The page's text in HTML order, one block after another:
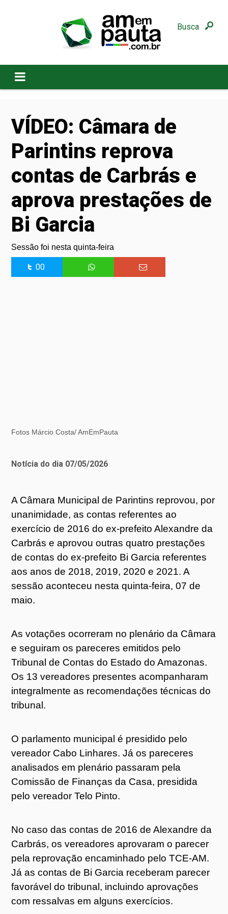
Busca
VÍDEO: Câmara de
Parintins reprova
contas de Carbrás e
aprova prestações de
Bi Garcia
Sessão foi nesta quinta-feira
00
Fotos Márcio Costa/ AmEmPauta
Notícia do dia 07/05/2026
A Câmara Municipal de Parintins reprovou, por
unanimidade, as contas referentes ao
exercício de 2016 do ex-prefeito Alexandre da
Carbrás e aprovou outras quatro prestações
de contas do ex-prefeito Bi Garcia referentes
aos anos de 2018, 2019, 2020 e 2021. A
sessão aconteceu nesta quinta-feira, 07 de
maio.
As votações ocorreram no plenário da Câmara
e seguiram os pareceres emitidos pelo
Tribunal de Contas do Estado do Amazonas.
Os 13 vereadores presentes acompanharam
integralmente as recomendações técnicas do
tribunal.
O parlamento municipal é presidido pelo
vereador Cabo Linhares. Já os pareceres
analisados em plenário passaram pela
Comissão de Finanças da Casa, presidida
pelo vereador Telo Pinto.
No caso das contas de 2016 de Alexandre da
Carbrás, os vereadores aprovaram o parecer
pela reprovação encaminhado pelo TCE-AM.
Já as contas de Bi Garcia receberam parecer
favorável do tribunal, incluindo aprovações
com ressalvas em alguns exercícios.